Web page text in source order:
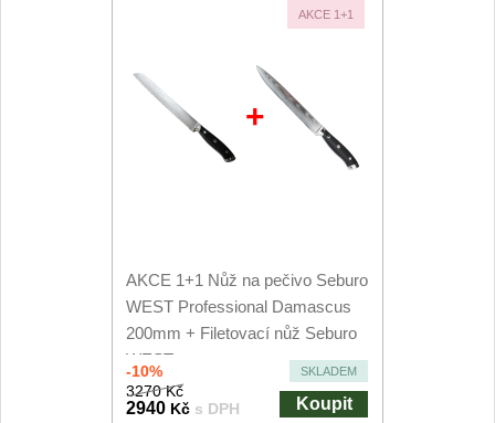
AKCE 1+1
+
AKCE 1+1 Nůž na pečivo Seburo
WEST Professional Damascus
200mm + Filetovací nůž Seburo
WEST...
-10% SKLADEM
3270 Kč
2940 Kč s DPH Koupit